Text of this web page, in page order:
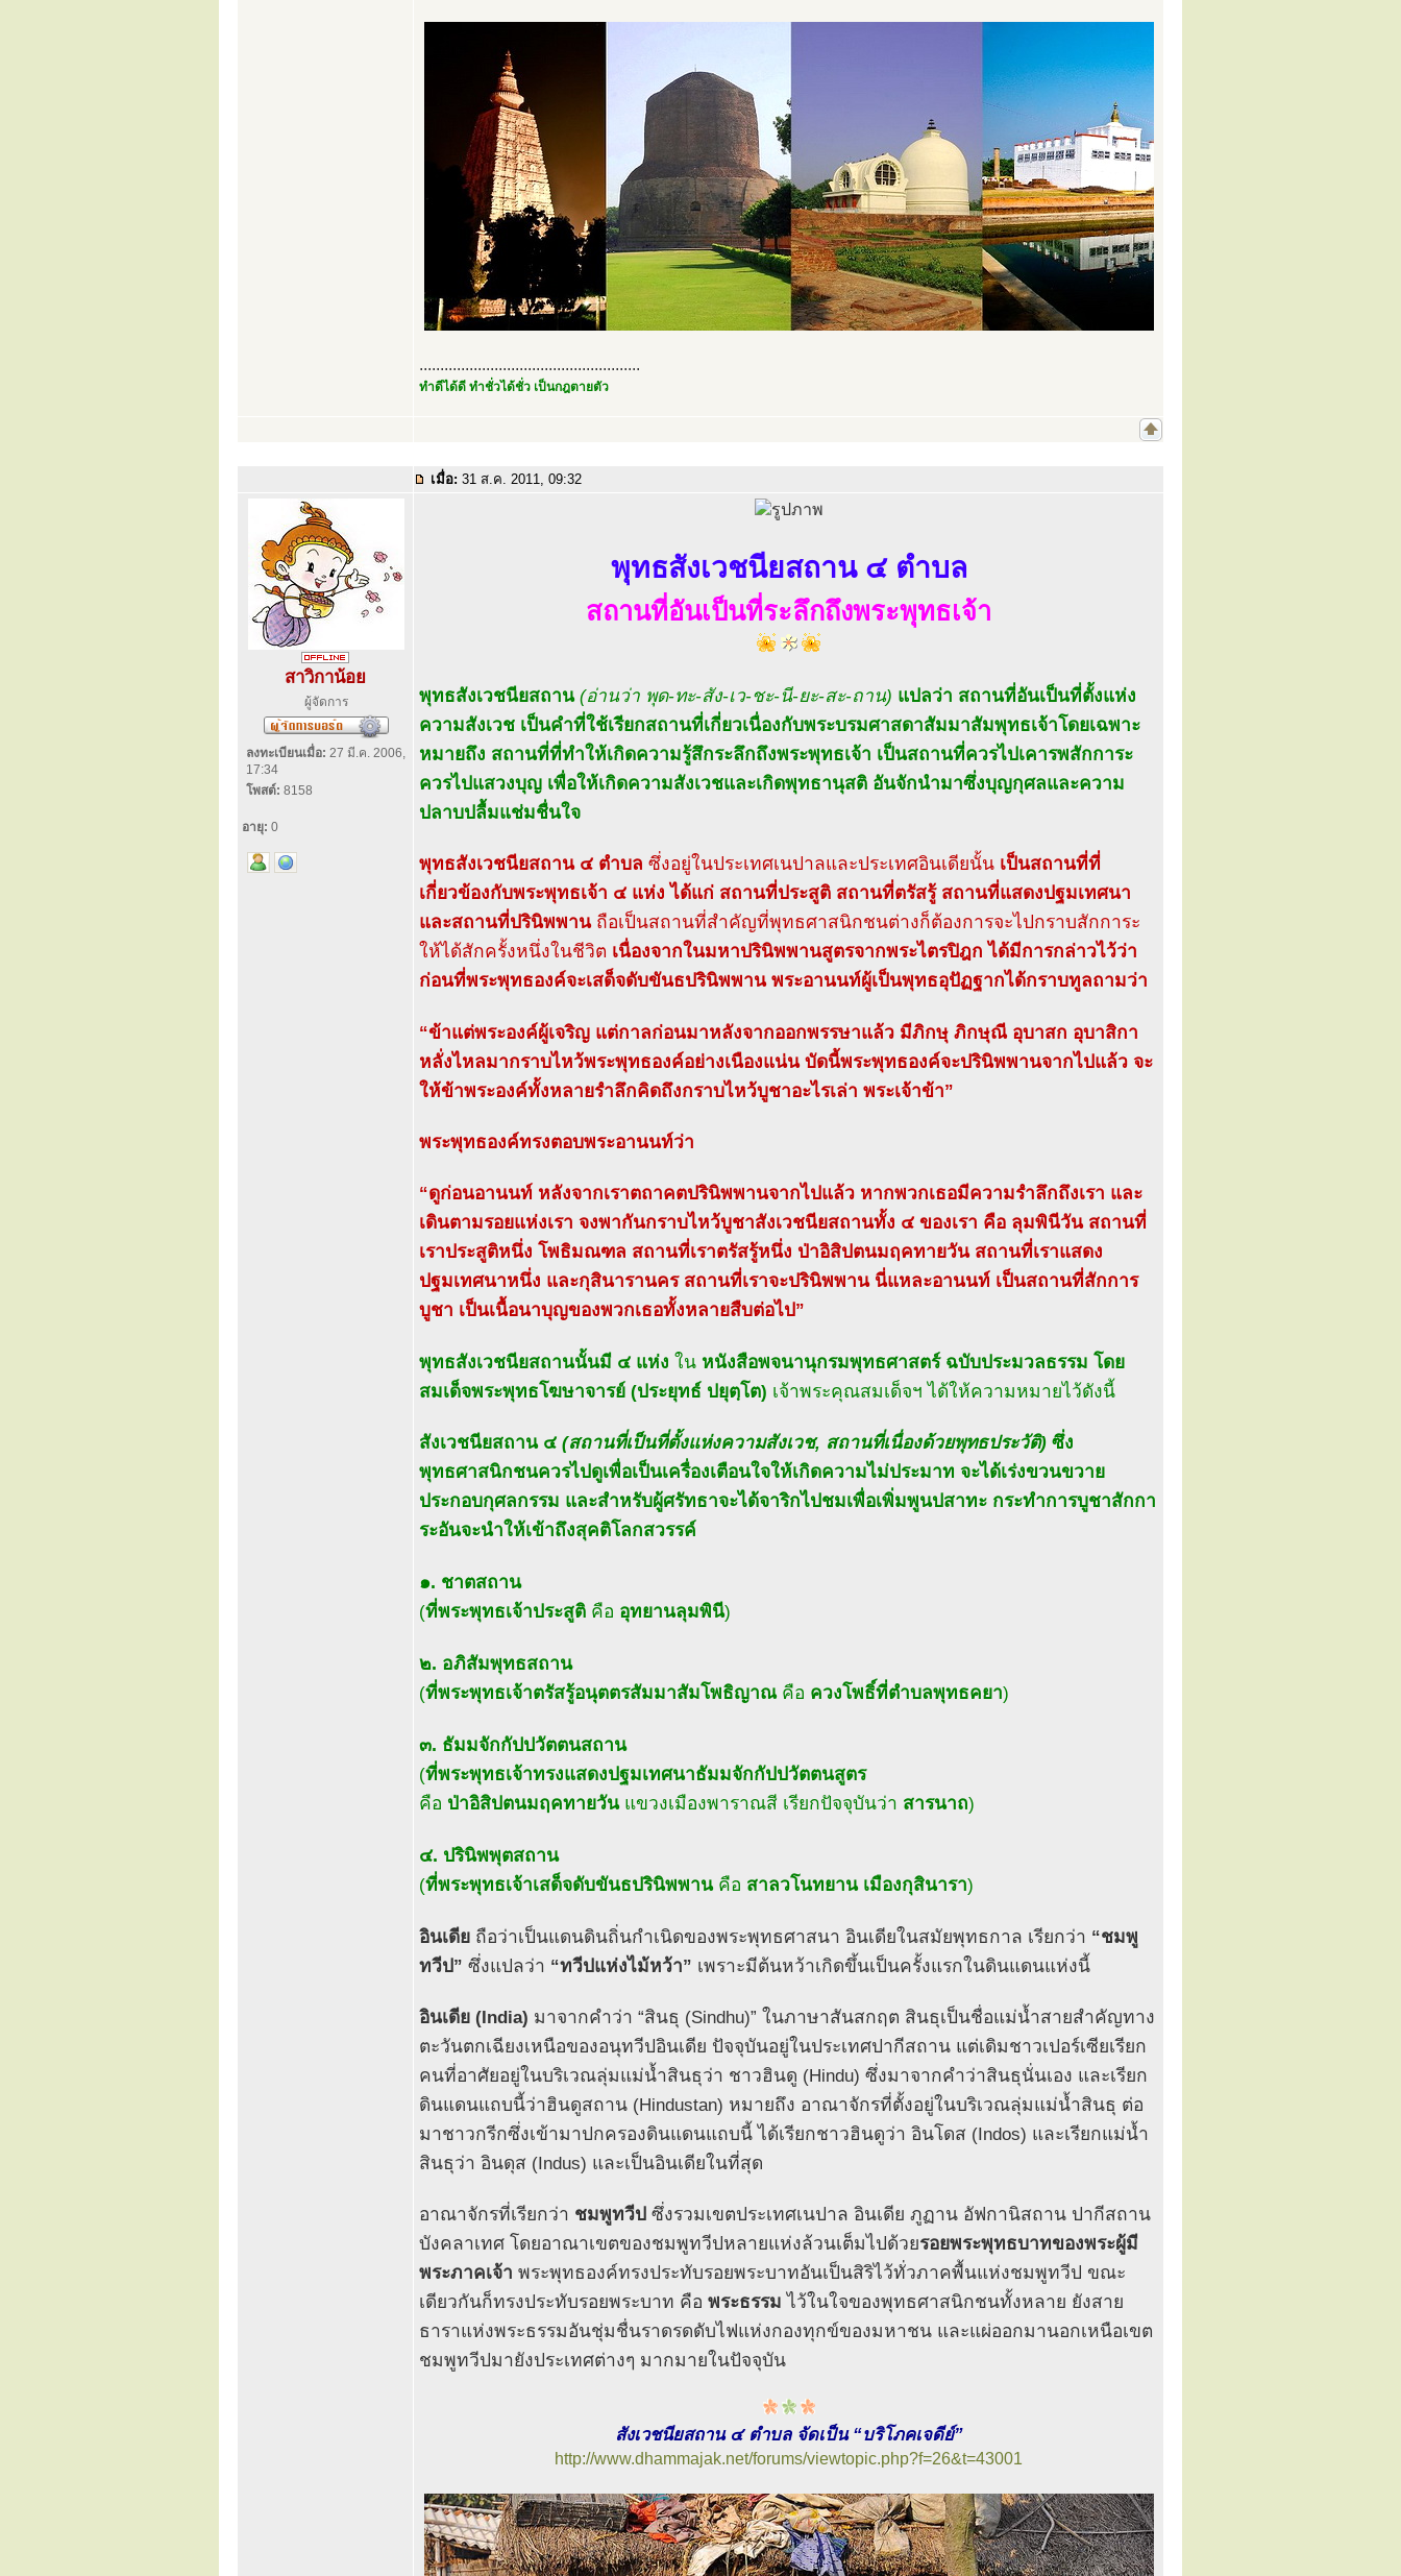
.....................................................
ทำดีได้ดี ทำชั่วได้ชั่ว เป็นกฎตายตัว
เมื่อ: 31 ส.ค. 2011, 09:32
สาวิกาน้อย
ผู้จัดการ
ลงทะเบียนเมื่อ: 27 มี.ค. 2006,
17:34
โพสต์: 8158
อายุ: 0
พุทธสังเวชนียสถาน ๔ ตำบล
สถานที่อันเป็นที่ระลึกถึงพระพุทธเจ้า
พุทธสังเวชนียสถาน (อ่านว่า พุด-ทะ-สัง-เว-ชะ-นี-ยะ-สะ-ถาน) แปลว่า สถานที่อันเป็นที่ตั้งแห่ง
ความสังเวช เป็นคำที่ใช้เรียกสถานที่เกี่ยวเนื่องกับพระบรมศาสดาสัมมาสัมพุทธเจ้าโดยเฉพาะ
หมายถึง สถานที่ที่ทำให้เกิดความรู้สึกระลึกถึงพระพุทธเจ้า เป็นสถานที่ควรไปเคารพสักการะ
ควรไปแสวงบุญ เพื่อให้เกิดความสังเวชและเกิดพุทธานุสติ อันจักนำมาซึ่งบุญกุศลและความ
ปลาบปลื้มแช่มชื่นใจ
พุทธสังเวชนียสถาน ๔ ตำบล ซึ่งอยู่ในประเทศเนปาลและประเทศอินเดียนั้น เป็นสถานที่ที่
เกี่ยวข้องกับพระพุทธเจ้า ๔ แห่ง ได้แก่ สถานที่ประสูติ สถานที่ตรัสรู้ สถานที่แสดงปฐมเทศนา
และสถานที่ปรินิพพานถือเป็นสถานที่สำคัญที่พุทธศาสนิกชนต่างก็ต้องการจะไปกราบสักการะ
ให้ได้สักครั้งหนึ่งในชีวิต เนื่องจากในมหาปรินิพพานสูตรจากพระไตรปิฎก ได้มีการกล่าวไว้ว่า
ก่อนที่พระพุทธองค์จะเสด็จดับขันธปรินิพพาน พระอานนท์ผู้เป็นพุทธอุปัฏฐากได้กราบทูลถามว่า
“ข้าแต่พระองค์ผู้เจริญ แต่กาลก่อนมาหลังจากออกพรรษาแล้ว มีภิกษุ ภิกษุณี อุบาสก อุบาสิกา
หลั่งไหลมากราบไหว้พระพุทธองค์อย่างเนืองแน่น บัดนี้พระพุทธองค์จะปรินิพพานจากไปแล้ว จะ
ให้ข้าพระองค์ทั้งหลายรำลึกคิดถึงกราบไหว้บูชาอะไรเล่า พระเจ้าข้า”
พระพุทธองค์ทรงตอบพระอานนท์ว่า
“ดูก่อนอานนท์ หลังจากเราตถาคตปรินิพพานจากไปแล้ว หากพวกเธอมีความรำลึกถึงเรา และ
เดินตามรอยแห่งเรา จงพากันกราบไหว้บูชาสังเวชนียสถานทั้ง ๔ ของเรา คือ ลุมพินีวัน สถานที่
เราประสูติหนึ่ง โพธิมณฑล สถานที่เราตรัสรู้หนึ่ง ป่าอิสิปตนมฤคทายวัน สถานที่เราแสดง
ปฐมเทศนาหนึ่ง และกุสินารานคร สถานที่เราจะปรินิพพาน นี่แหละอานนท์ เป็นสถานที่สักการ
บูชา เป็นเนื้อนาบุญของพวกเธอทั้งหลายสืบต่อไป”
พุทธสังเวชนียสถานนั้นมี ๔ แห่ง ใน หนังสือพจนานุกรมพุทธศาสตร์ ฉบับประมวลธรรม โดย
สมเด็จพระพุทธโฆษาจารย์ (ประยุทธ์ ปยุตฺโต) เจ้าพระคุณสมเด็จฯ ได้ให้ความหมายไว้ดังนี้
สังเวชนียสถาน ๔ (สถานที่เป็นที่ตั้งแห่งความสังเวช, สถานที่เนื่องด้วยพุทธประวัติ) ซึ่ง
พุทธศาสนิกชนควรไปดูเพื่อเป็นเครื่องเตือนใจให้เกิดความไม่ประมาท จะได้เร่งขวนขวาย
ประกอบกุศลกรรม และสำหรับผู้ศรัทธาจะได้จาริกไปชมเพื่อเพิ่มพูนปสาทะ กระทำการบูชาสักกา
ระอันจะนำให้เข้าถึงสุคติโลกสวรรค์
๑. ชาตสถาน
(ที่พระพุทธเจ้าประสูติ คือ อุทยานลุมพินี)
๒. อภิสัมพุทธสถาน
(ที่พระพุทธเจ้าตรัสรู้อนุตตรสัมมาสัมโพธิญาณคือ ควงโพธิ์ที่ตำบลพุทธคยา)
๓. ธัมมจักกัปปวัตตนสถาน
(ที่พระพุทธเจ้าทรงแสดงปฐมเทศนาธัมมจักกัปปวัตตนสูตร
คือ ป่าอิสิปตนมฤคทายวันแขวงเมืองพาราณสี เรียกปัจจุบันว่า สารนาถ)
๔. ปรินิพพุตสถาน
(ที่พระพุทธเจ้าเสด็จดับขันธปรินิพพานคือ สาลวโนทยาน เมืองกุสินารา)
อินเดีย ถือว่าเป็นแดนดินถิ่นกำเนิดของพระพุทธศาสนา อินเดียในสมัยพุทธกาล เรียกว่า “ชมพู
ทวีป” ซึ่งแปลว่า “ทวีปแห่งไม้หว้า” เพราะมีต้นหว้าเกิดขึ้นเป็นครั้งแรกในดินแดนแห่งนี้
อินเดีย (India) มาจากคำว่า “สินธุ (Sindhu)” ในภาษาสันสกฤต สินธุเป็นชื่อแม่น้ำสายสำคัญทาง
ตะวันตกเฉียงเหนือของอนุทวีปอินเดีย ปัจจุบันอยู่ในประเทศปากีสถาน แต่เดิมชาวเปอร์เซียเรียก
คนที่อาศัยอยู่ในบริเวณลุ่มแม่น้ำสินธุว่า ชาวฮินดู (Hindu) ซึ่งมาจากคำว่าสินธุนั่นเอง และเรียก
ดินแดนแถบนี้ว่าฮินดูสถาน (Hindustan) หมายถึง อาณาจักรที่ตั้งอยู่ในบริเวณลุ่มแม่น้ำสินธุ ต่อ
มาชาวกรีกซึ่งเข้ามาปกครองดินแดนแถบนี้ ได้เรียกชาวฮินดูว่า อินโดส (Indos) และเรียกแม่น้ำ
สินธุว่า อินดุส (Indus) และเป็นอินเดียในที่สุด
อาณาจักรที่เรียกว่า ชมพูทวีป ซึ่งรวมเขตประเทศเนปาล อินเดีย ภูฏาน อัฟกานิสถาน ปากีสถาน
บังคลาเทศ โดยอาณาเขตของชมพูทวีปหลายแห่งล้วนเต็มไปด้วยรอยพระพุทธบาทของพระผู้มี
พระภาคเจ้า พระพุทธองค์ทรงประทับรอยพระบาทอันเป็นสิริไว้ทั่วภาคพื้นแห่งชมพูทวีป ขณะ
เดียวกันก็ทรงประทับรอยพระบาท คือ พระธรรม ไว้ในใจของพุทธศาสนิกชนทั้งหลาย ยังสาย
ธาราแห่งพระธรรมอันชุ่มชื่นราดรดดับไฟแห่งกองทุกข์ของมหาชน และแผ่ออกมานอกเหนือเขต
ชมพูทวีปมายังประเทศต่างๆ มากมายในปัจจุบัน
สังเวชนียสถาน ๔ ตำบล จัดเป็น “บริโภคเจดีย์”
http://www.dhammajak.net/forums/viewtopic.php?f=26&t=43001